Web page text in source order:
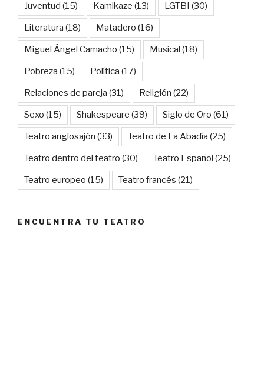
Juventud (15) Kamikaze (13) LGTBI (30)
Literatura (18) Matadero (16)
Miguel Ángel Camacho (15) Musical (18)
Pobreza (15) Política (17)
Relaciones de pareja (31) Religión (22)
Sexo (15) Shakespeare (39) Siglo de Oro (61)
Teatro anglosajón (33) Teatro de La Abadía (25)
Teatro dentro del teatro (30) Teatro Español (25)
Teatro europeo (15) Teatro francés (21)
ENCUENTRA TU TEATRO